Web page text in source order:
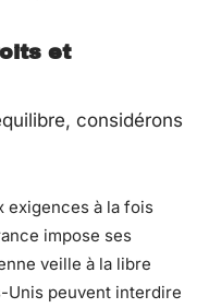
et
considérons
exigences à la fois
impose ses
veille à la libre
Unis peuvent interdire